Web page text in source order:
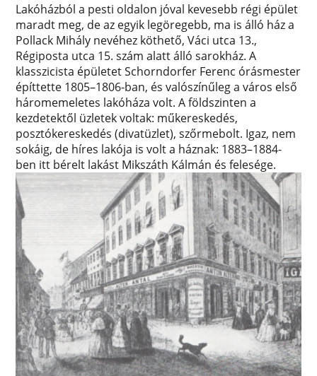
Lakóházból a pesti oldalon jóval kevesebb régi épület
maradt meg, de az egyik legöregebb, ma is álló ház a
Pollack Mihály nevéhez köthető, Váci utca 13.,
Régiposta utca 15. szám alatt álló sarokház. A
klasszicista épületet Schorndorfer Ferenc órásmester
építtette 1805–1806-ban, és valószínűleg a város első
háromemeletes lakóháza volt. A földszinten a
kezdetektől üzletek voltak: műkereskedés,
posztókereskedés (divatüzlet), szőrmebolt. Igaz, nem
sokáig, de híres lakója is volt a háznak: 1883–1884-
ben itt bérelt lakást Mikszáth Kálmán és felesége.